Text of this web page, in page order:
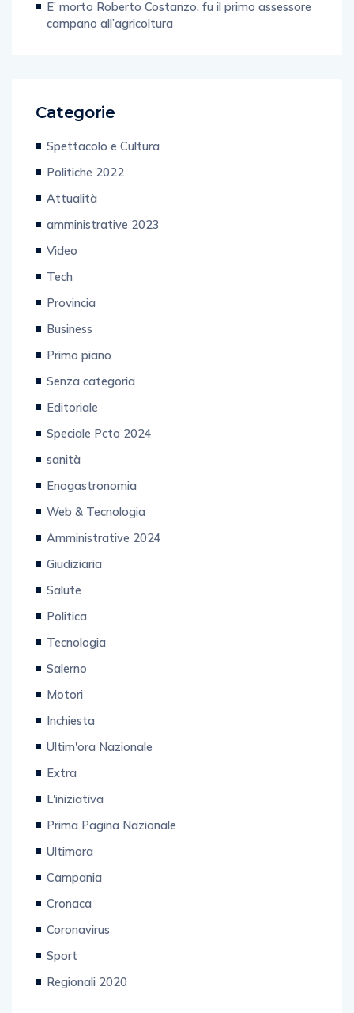
E’ morto Roberto Costanzo, fu il primo assessore
campano all’agricoltura
Categorie
Spettacolo e Cultura
Politiche 2022
Attualità
amministrative 2023
Video
Tech
Provincia
Business
Primo piano
Senza categoria
Editoriale
Speciale Pcto 2024
sanità
Enogastronomia
Web & Tecnologia
Amministrative 2024
Giudiziaria
Salute
Politica
Tecnologia
Salerno
Motori
Inchiesta
Ultim'ora Nazionale
Extra
L'iniziativa
Prima Pagina Nazionale
Ultimora
Campania
Cronaca
Coronavirus
Sport
Regionali 2020